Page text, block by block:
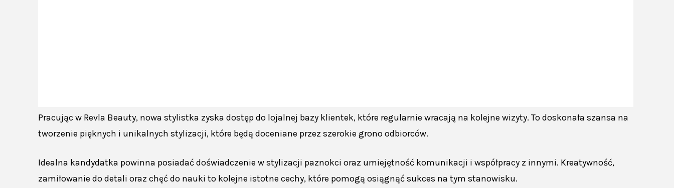
Pracując w Revla Beauty, nowa stylistka zyska dostęp do lojalnej bazy klientek, które regularnie wracają na kolejne wizyty. To doskonała szansa na
tworzenie pięknych i unikalnych stylizacji, które będą doceniane przez szerokie grono odbiorców.
Idealna kandydatka powinna posiadać doświadczenie w stylizacji paznokci oraz umiejętność komunikacji i współpracy z innymi. Kreatywność,
zamiłowanie do detali oraz chęć do nauki to kolejne istotne cechy, które pomogą osiągnąć sukces na tym stanowisku.